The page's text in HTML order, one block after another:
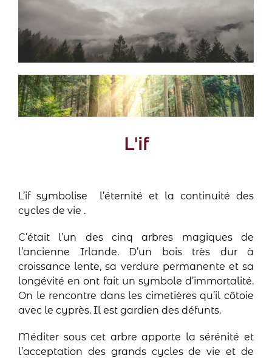
L'if
L’if symbolise
l’éternité et la continuité des
cycles de vie .
C’était l’un des cinq arbres magiques de
l’ancienne Irlande. D’un bois très dur à
croissance lente, sa verdure permanente et sa
longévité en ont fait un symbole d’immortalité.
On le rencontre dans les cimetières qu’il côtoie
avec le cyprès. Il est gardien des défunts.
Méditer sous cet arbre apporte la sérénité et
l’acceptation des grands cycles de vie et de